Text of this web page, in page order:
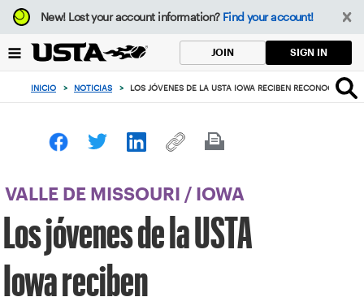
Enfoque
desde
botón
volver
principio
New!Lost your account information? Find your account!
JOIN SIGN IN
INICIO > NOTICIAS > LOS JÓVENES DE LA USTA IOWA RECIBEN
VALLE DE MISSOURI / IOWA
Los jóvenes de la USTA
Iowa reciben